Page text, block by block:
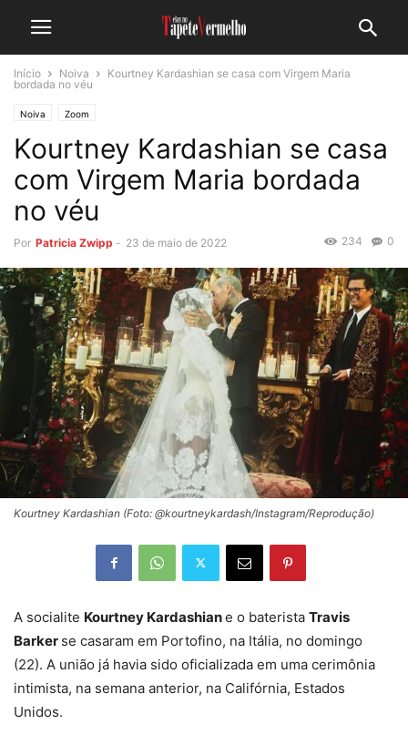
Início Noiva
Kourtney Kardashian se casa com Virgem Maria
bordada no véu
Noiva Zoom
Kourtney Kardashian se casa
com Virgem Maria bordada
no véu
Por Patricia Zwipp - 23 de maio de 2022 0
234
Kourtney Kardashian (Foto: @kourtneykardash/Instagram/Reprodução)
A socialite Kourtney Kardashiane o baterista Travis
Barker se casaram em Portofino, na Itália, no domingo
(22). A união já havia sido oficializada em uma cerimônia
intimista, na semana anterior, na Califórnia, Estados
Unidos.